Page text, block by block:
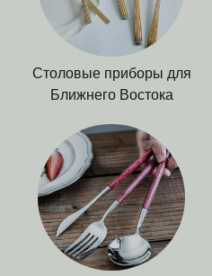
Столовые приборы для
Ближнего Востока